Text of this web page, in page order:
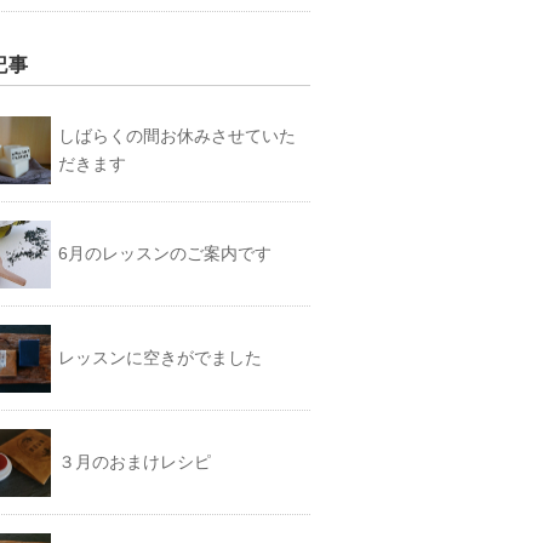
事
しばらくの間お休みさせていた
だきます
6月のレッスンのご案内です
レッスンに空きがでました
３月のおまけレシピ